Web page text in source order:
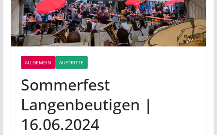
ALLGEMEIN AUFTRITTE
Sommerfest
Langenbeutigen |
16.06.2024